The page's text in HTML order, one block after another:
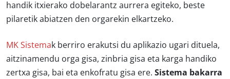
handik itxierako dobelarantz aurrera egiteko, beste
pilaretik abiatzen den orgarekin elkartzeko.
MK Sistemak berriro erakutsi du aplikazio ugari dituela,
aitzinamendu orga gisa, zinbria gisa eta karga handiko
zertxa gisa, bai eta enkofratu gisa ere. Sistema bakarra